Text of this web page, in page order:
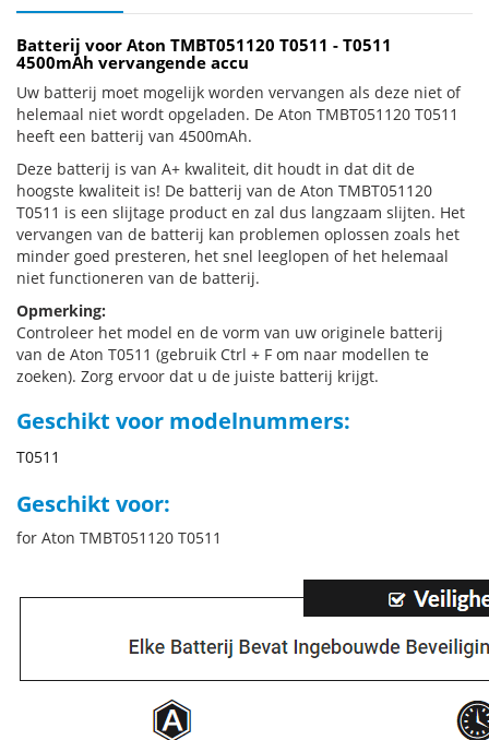
Batterij voor Aton TMBT051120 T0511 - T0511
4500mAh vervangende accu
Uw batterij moet mogelijk worden vervangen als deze niet of
helemaal niet wordt opgeladen. De Aton TMBT051120 T0511
heeft een batterij van 4500mAh.
Deze batterij is van A+ kwaliteit, dit houdt in dat dit de
hoogste kwaliteit is! De batterij van de Aton TMBT051120
T0511 is een slijtage product en zal dus langzaam slijten. Het
vervangen van de batterij kan problemen oplossen zoals het
minder goed presteren, het snel leeglopen of het helemaal
niet functioneren van de batterij.
Opmerking:
Controleer het model en de vorm van uw originele batterij
van de Aton T0511 (gebruik Ctrl + F om naar modellen te
zoeken). Zorg ervoor dat u de juiste batterij krijgt.
Geschikt voor modelnummers:
T0511
Geschikt voor:
for Aton TMBT051120 T0511